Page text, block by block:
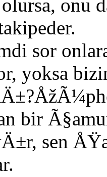
onu
sor
yoksa
bir
sen